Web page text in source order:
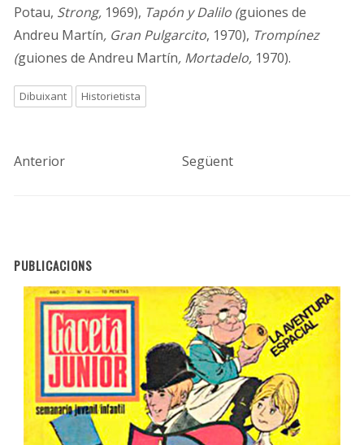
Potau, Strong,1969), Tapón y Dalilo (guiones de
Andreu Martín, Gran Pulgarcito, 1970), Trompínez
(guiones de Andreu Martín, Mortadelo,1970).
Dibuixant Historietista
Anterior Següent
PUBLICACIONS